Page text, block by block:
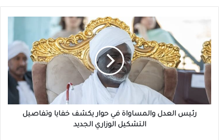
والمساواة
في
حوار
يكشف
خفايا
وتفاصيل
التشكيل
الوزاريرئيس العدل والمساواة في حوار يكشف خفايا وتفاصيل
التشكيل الوزاري الجديد